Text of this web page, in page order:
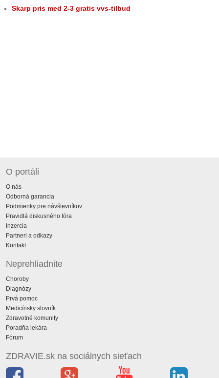
Skarp pris med 2-3 gratis vvs-tilbud
O portáli
O nás
Odborná garancia
Podmienky pre návštevníkov
Pravidlá diskusného fóra
Inzercia
Partneri a odkazy
Kontakt
Neprehliadnite
Choroby
Diagnózy
Prvá pomoc
Medicínsky slovník
Zdravotné komunity
Poradňa lekára
Fórum
ZDRAVIE.sk na sociálnych sieťach